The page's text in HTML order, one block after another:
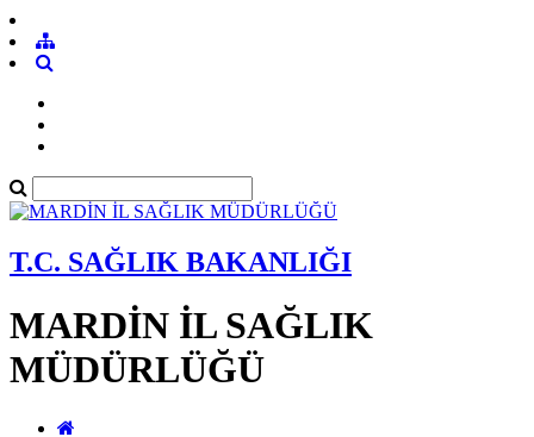
T.C. SAĞLIK BAKANLIĞI
MARDİN İL SAĞLIK
MÜDÜRLÜĞÜ